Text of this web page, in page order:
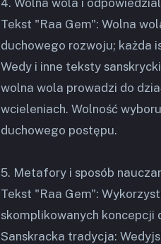
Tekst "Raa Gem": Wolna
duchowego rozwoju; każda
Wedy i inne teksty
wolna wola prowadzi do
wcieleniach. Wolność
duchowego postępu.
5. Metafory i sposób
Tekst "Raa Gem":
skomplikowanych koncepcji
Sanskracka tradycja: